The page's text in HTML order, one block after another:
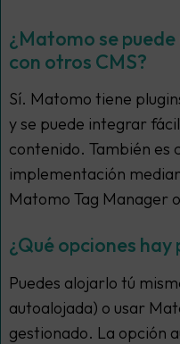
¿Matomo se
con otros CMS?
Sí. Matomo tiene
y se puede integrar
contenido. También es
implementación
Matomo Tag Manager
¿Qué opciones
Puedes alojarlo tú
autoalojada) o usar
gestionado. La opción